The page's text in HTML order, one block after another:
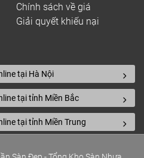
Chính sách về giá
Giải quyết khiếu nại
tại Hà Nội
tại tỉnh Miền Bắc
tại tỉnh Miền Trung